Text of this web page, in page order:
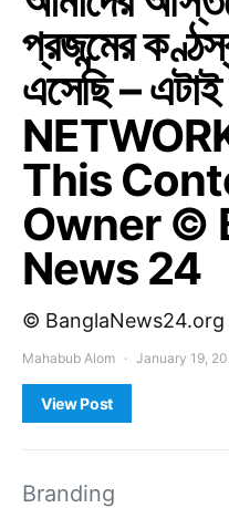
প্রজন্মের
এসেছি –
This
Owner ©
News 24
©
Mahabub Alom January 19,
View Post
Branding